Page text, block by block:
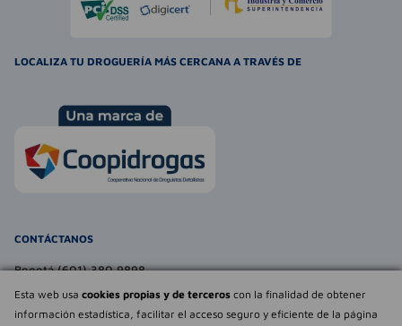
Esta web usa cookies propias y de terceros con la finalidad de obtener
información estadística, facilitar el acceso seguro y eficiente de la página
LOCALIZA TU DROGUERÍA MÁS CERCANA A TRAVÉS DE
CONTÁCTANOS
Bogotá (601) 380 9898
atencionalcliente@farmaexpress.com
TE PUEDE INTERESAR